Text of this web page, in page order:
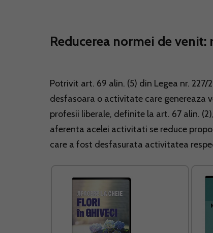
Reducerea normei de
Potrivit art. 69 alin. (5) din Legea nr.
desfasoara o activitate care genereaza
profesii liberale, definite la art. 67 alin.
aferenta acelei activitati se reduce
care a fost desfasurata activitatea